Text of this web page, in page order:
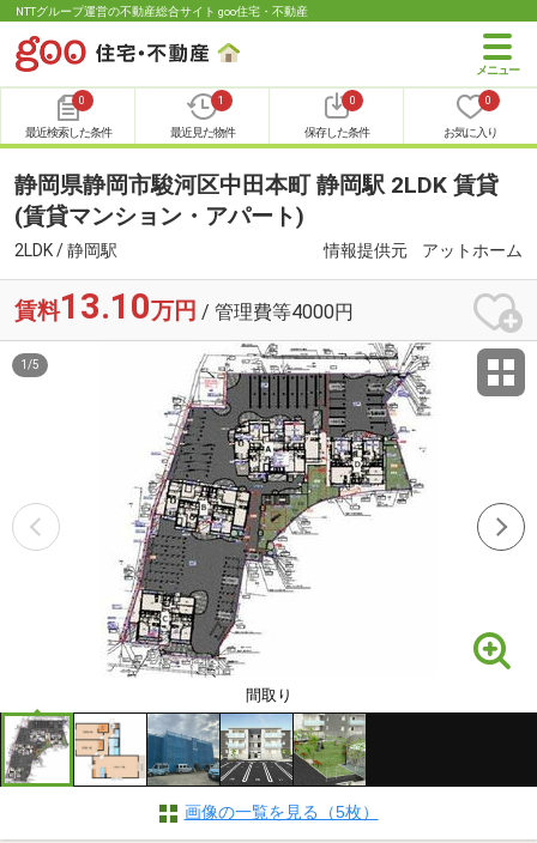
NTTグループ運営の不動産総合サイト goo住宅・不動産
0
最近検索した条件
1
最近見た物件
0
保存した条件
0
お気に入り
静岡県静岡市駿河区中田本町 静岡駅 2LDK 賃貸
(賃貸マンション・アパート)
2LDK / 静岡駅 情報提供元 アットホーム
賃料13.10万円 / 管理費等4000円
間取り
1 /5
画像の一覧を見る（5枚）